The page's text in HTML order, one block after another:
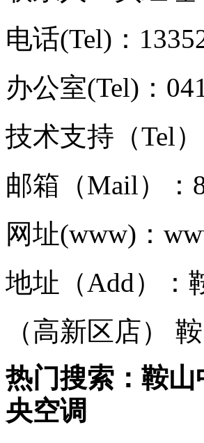
电话(Tel)：
办公室(Tel)：
技术支持（Tel
邮箱（Mail）：
网址(www)：
地址（Add）：
（高新区店）
热门搜索：鞍
央空调